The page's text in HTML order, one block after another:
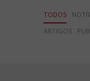
TODOS
ARTIGOS